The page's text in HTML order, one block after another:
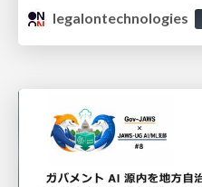
legalontechnologies